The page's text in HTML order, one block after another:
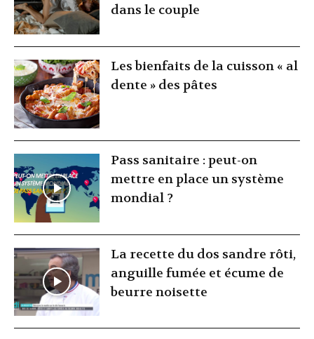
dans le couple
Les bienfaits de la cuisson « al
dente » des pâtes
Pass sanitaire : peut-on
mettre en place un système
mondial ?
La recette du dos sandre rôti,
anguille fumée et écume de
beurre noisette